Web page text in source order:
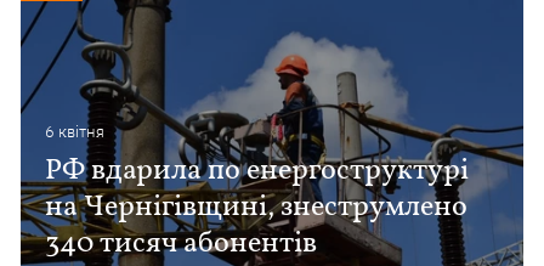
6 квiтня
РФ вдарила по енергоструктурі
на Чернігівщині, знеструмлено
340 тисяч абонентів